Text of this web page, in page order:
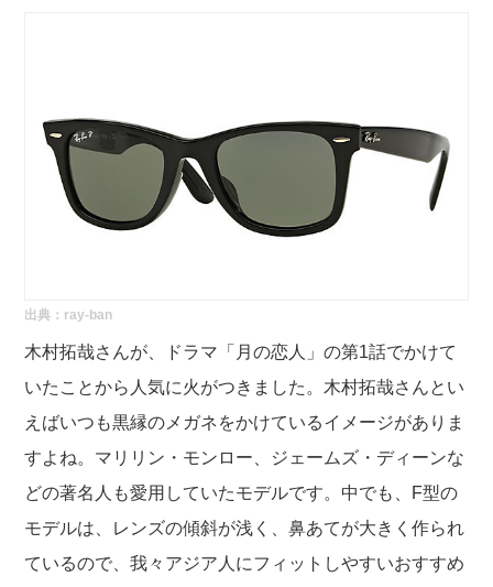
出典： ray-ban
木村拓哉さんが、ドラマ「月の恋人」の第1話でかけて
いたことから人気に火がつきました。木村拓哉さんとい
えばいつも黒縁のメガネをかけているイメージがありま
すよね。マリリン・モンロー、ジェームズ・ディーンな
どの著名人も愛用していたモデルです。中でも、F型の
モデルは、レンズの傾斜が浅く、鼻あてが大きく作られ
ているので、我々アジア人にフィットしやすいおすすめ